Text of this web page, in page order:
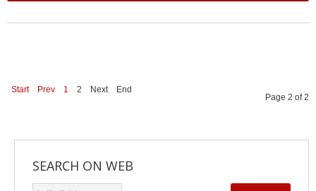
Page 2 of 2
Start Prev 1 2 Next End
SEARCH ON WEB